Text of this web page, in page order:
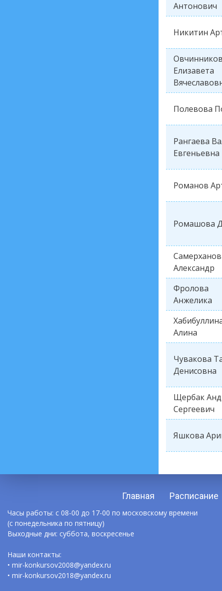
Антонович
Никитин
Елизавета
Полевова
Рангаева
Евгеньевна
Романов
Ромашова
Самерханов
Александр
Фролова
Анжелика
Алина
Чувакова
Денисовна
Щербак
Сергеевич
Яшкова
Главная Расписание
Часы работы: с 08-00 до 17-00 по московскому времени
(с понедельника по пятницу)
Выходные дни: суббота, воскресенье
Наши контакты:
• mir-konkursov2008@yandex.ru
• mir-konkursov2018@yandex.ru